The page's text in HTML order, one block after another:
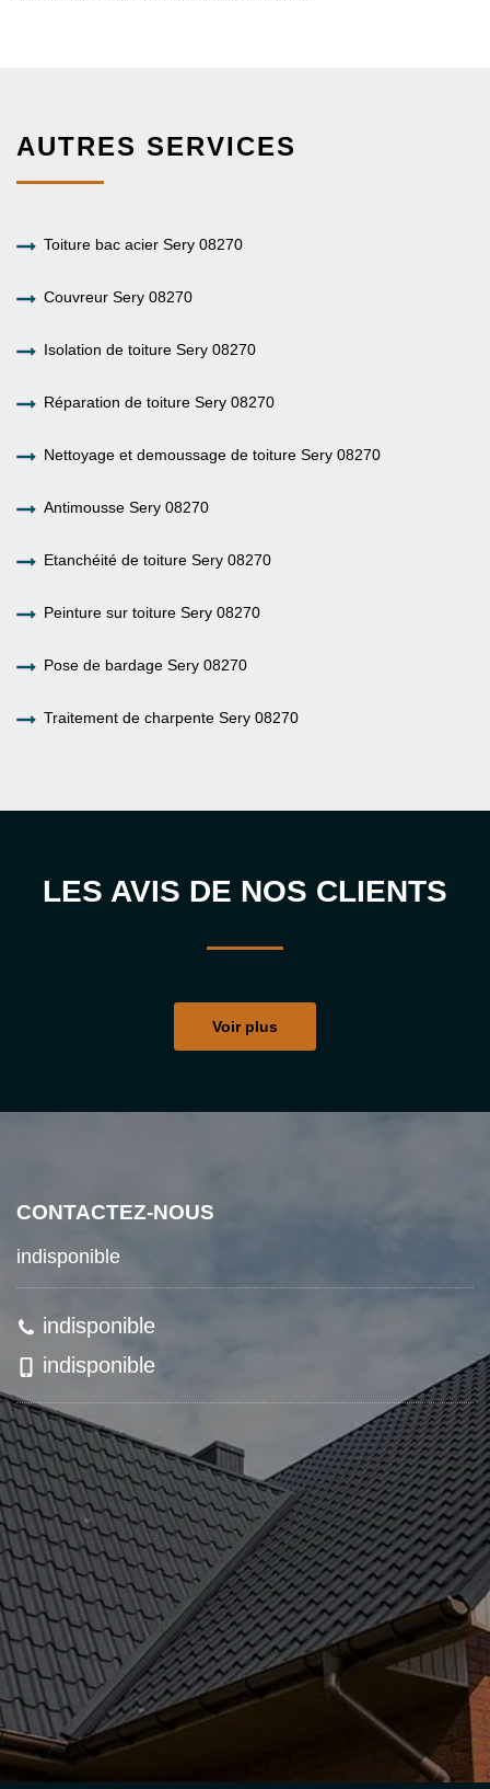
AUTRES SERVICES
Toiture bac acier Sery 08270
Couvreur Sery 08270
Isolation de toiture Sery 08270
Réparation de toiture Sery 08270
Nettoyage et demoussage de toiture Sery 08270
Antimousse Sery 08270
Etanchéité de toiture Sery 08270
Peinture sur toiture Sery 08270
Pose de bardage Sery 08270
Traitement de charpente Sery 08270
LES AVIS DE NOS CLIENTS
Voir plus
CONTACTEZ-NOUS
indisponible
indisponible
indisponible